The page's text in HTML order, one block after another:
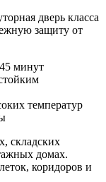
дверь класса
защиту от
минут
температур
складских
домах.
коридоров и